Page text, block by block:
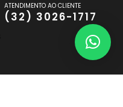
ATENDIMENTO AO CLIENTE
(32) 3026-1717